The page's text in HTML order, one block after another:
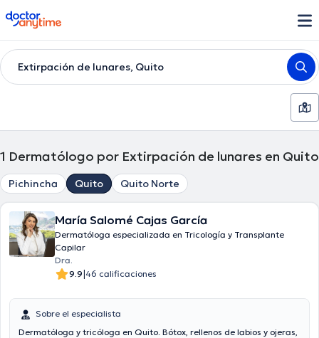
doctoranytime
Extirpación de lunares, Quito
1 Dermatólogo por Extirpación de lunares en Quito
Pichincha Quito Quito Norte
María Salomé Cajas García
Dermatóloga especializada en Tricología y Transplante
Capilar
Dra.
9.9|46 calificaciones
Sobre el especialista
Dermatóloga y tricóloga en Quito. Bótox, rellenos de labios y ojeras,